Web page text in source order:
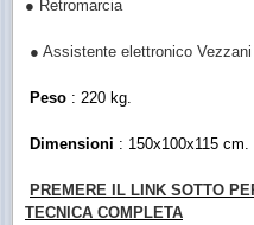
● Retromarcia
● Assistente elettronico
Peso : 220 kg.
Dimensioni : 150x100x115 cm.
PREMERE IL LINK SOTTO
TECNICA COMPLETA